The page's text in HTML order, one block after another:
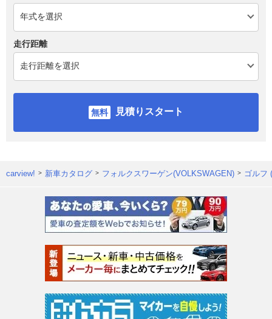
走行距離
見積りスタート
carview! 新車カタログ フォルクスワーゲン(VOLKSWAGEN) ゴルフ